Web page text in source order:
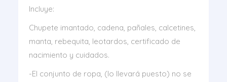
Incluye:
Chupete imantado, cadena, pañales, calcetines,
manta, rebequita, leotardos, certificado de
nacimiento y cuidados.
-El conjunto de ropa, (lo llevará puesto) no se